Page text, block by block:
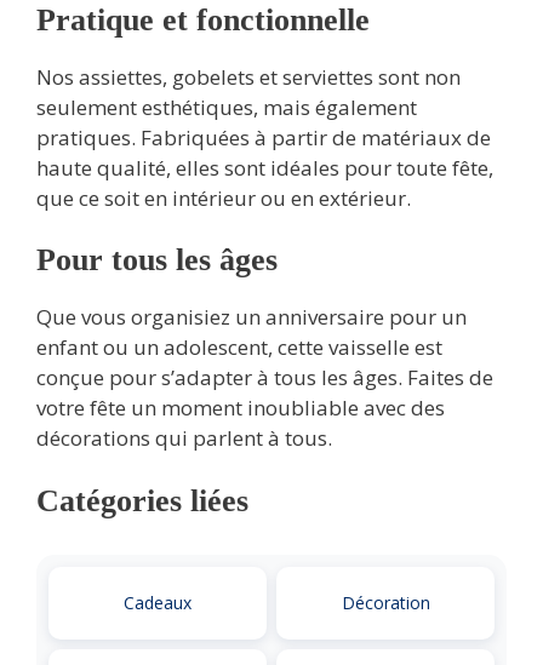
Pratique et fonctionnelle
Nos assiettes, gobelets et serviettes sont non
seulement esthétiques, mais également
pratiques. Fabriquées à partir de matériaux de
haute qualité, elles sont idéales pour toute fête,
que ce soit en intérieur ou en extérieur.
Pour tous les âges
Que vous organisiez un anniversaire pour un
enfant ou un adolescent, cette vaisselle est
conçue pour s’adapter à tous les âges. Faites de
votre fête un moment inoubliable avec des
décorations qui parlent à tous.
Catégories liées
Cadeaux Décoration